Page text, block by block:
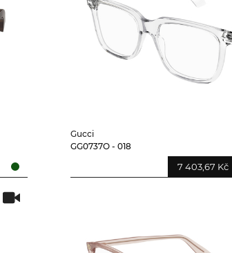
Gucci
GG0737O - 018
7 403,67 Kč